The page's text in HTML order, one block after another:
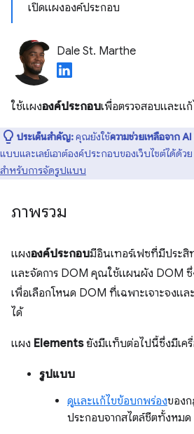
เปิดแผงองค์ประกอบ
Dale St. Marthe
ใช้แผงองค์ประกอบเพื่อตรวจสอบและแ
ประเด็นสำคัญ:คุณยังใช้ความช่วยเหลือจาก AI
แบบและเลย์เอาต์องค์ประกอบของเว็บไซต์ได้ด้ว
สำหรับการจัดรูปแบบ
ภาพรวม
แผงองค์ประกอบมีอินเทอร์เฟซที่มีประสิ
และจัดการ DOM คุณใช้แผนผัง DOM ซึ่
เพื่อเลือกโหนด DOM ที่เฉพาะเจาะจงแ
ได้
แผง Elementsยังมีแท็บต่อไปนี้ซึ่งมีเครื่
รูปแบบ
ดูและแก้ไขข้อบกพร่องของ
ประกอบจากสไตล์ชีตทั้งหมด